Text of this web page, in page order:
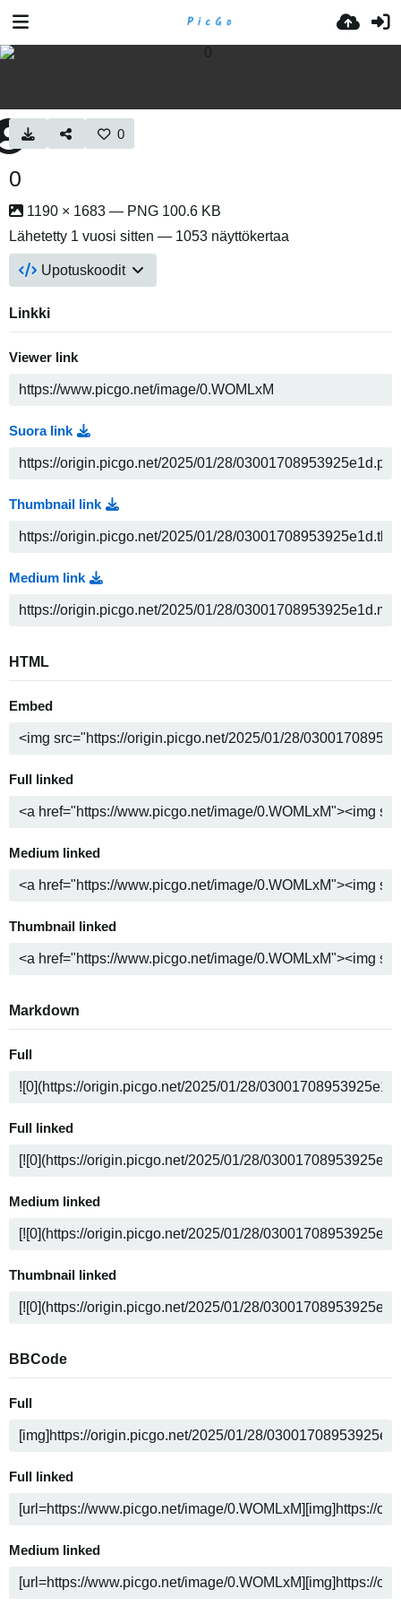
0
0
1190 × 1683 — PNG 100.6 KB
Lähetetty 1 vuosi sitten — 1053 näyttökertaa
Upotuskoodit
Linkki
Viewer link
Suora link
Thumbnail link
Medium link
HTML
Embed
Full linked
Medium linked
Thumbnail linked
Markdown
Full
Full linked
Medium linked
Thumbnail linked
BBCode
Full
Full linked
Medium linked